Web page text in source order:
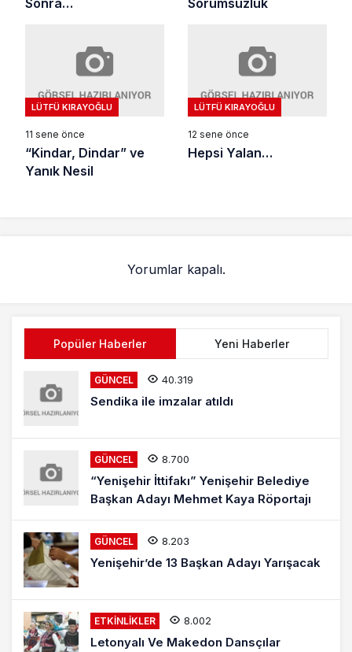
LÜTFÜ KIRAYOĞLU
11 sene önce
“Kindar, Dindar” ve
Yanık Nesil
LÜTFÜ KIRAYOĞLU
12 sene önce
Hepsi Yalan…
Yorumlar kapalı.
Popüler Haberler Yeni Haberler
GÜNCEL 40.319
Sendika ile imzalar atıldı
GÜNCEL 8.700
“Yenişehir İttifakı” Yenişehir Belediye
Başkan Adayı Mehmet Kaya Röportajı
GÜNCEL 8.203
Yenişehir’de 13 Başkan Adayı Yarışacak
ETKINLIKLER 8.002
Letonyalı Ve Makedon Dansçılar